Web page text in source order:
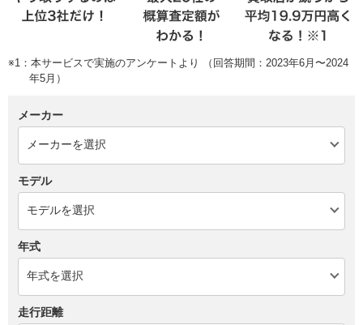
※1：本サービスで実施のアンケートより （回答期間：2023年6月〜2024
年5月）
メーカー
モデル
年式
走行距離